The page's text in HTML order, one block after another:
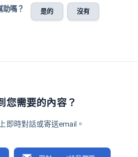
助嗎？ 是的 沒有
您需要的內容？
即時對話或寄送email。